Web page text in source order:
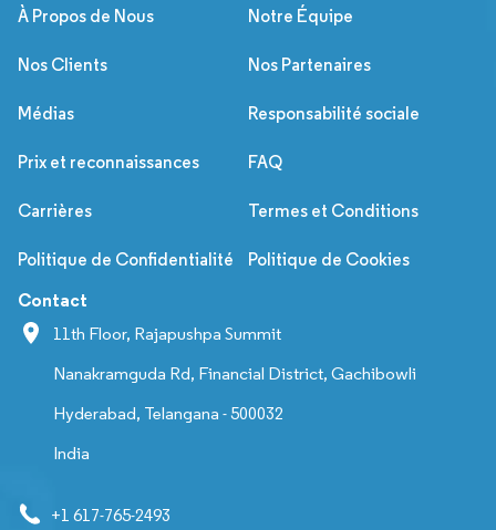
À Propos de Nous Notre Équipe
Nos Clients Nos Partenaires
Médias Responsabilité sociale
Prix et reconnaissances FAQ
Carrières Termes et Conditions
Politique de Confidentialité Politique de Cookies
Contact
11th Floor, Rajapushpa Summit
Nanakramguda Rd, Financial District, Gachibowli
Hyderabad, Telangana - 500032
India
+1 617-765-2493